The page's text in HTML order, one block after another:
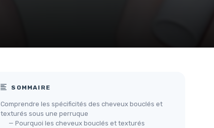
SOMMAIRE
Comprendre les spécificités des cheveux bouclés et
texturés sous une perruque
— Pourquoi les cheveux bouclés et texturés